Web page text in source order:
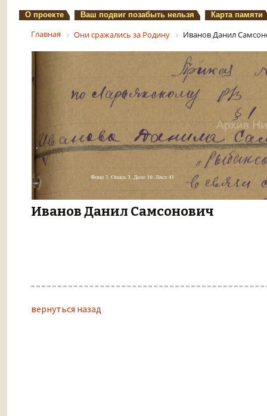
О проекте Ваш подвиг позабыть нельзя Карта памяти
Главная Они сражались за Родину Иванов Данил
Иванов Данил Самсонович
вернуться назад